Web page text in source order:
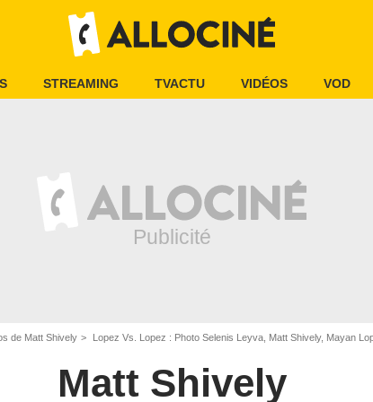
STREAMING TVACTU VIDÉOS VOD
de Matt Shively Lopez Vs. Lopez : Photo Selenis Leyva, Matt Shively, Mayan
Matt Shively